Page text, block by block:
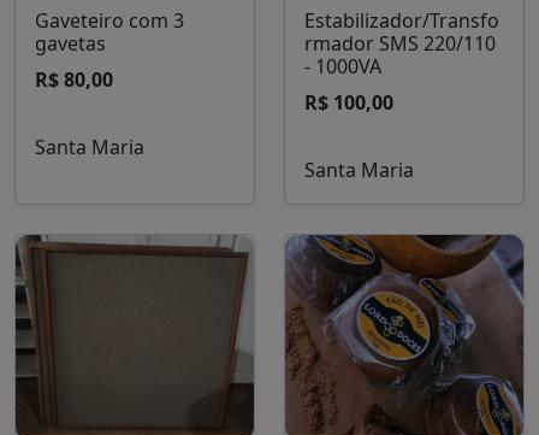
Gaveteiro com 3
gavetas
R$ 80,00
Santa Maria
Estabilizador/Transfo
rmador SMS 220/110
- 1000VA
R$ 100,00
Santa Maria